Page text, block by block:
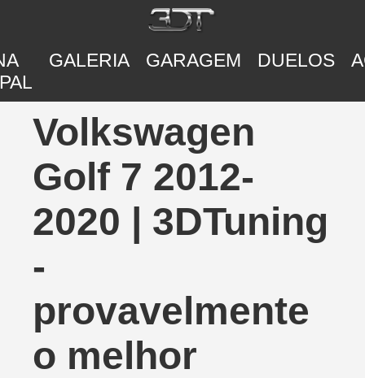
GALERIA GARAGEM DUELOS
Volkswagen
Golf 7 2012-
2020 | 3DTuning
-
provavelmente
o melhor